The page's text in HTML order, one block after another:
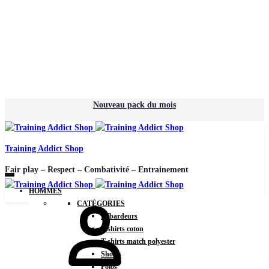
Nouveau pack du mois
Training Addict Shop
Fair play – Respect – Combativité – Entrainement
HOMMES
CATÉGORIES
Débardeurs
T-shirts coton
T-shirts match polyester
Shorts
Polos